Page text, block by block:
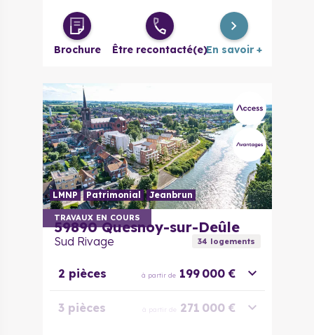
Duplex 3/4
pièces
à partir de 280 800 €
Brochure Être recontacté(e)En savoir +
TRAVAUX EN COURS
LMNP Patrimonial Jeanbrun
59890 Quesnoy-sur-Deûle
Sud Rivage 34 logements
2 pièces à partir de 199 000 €
3 pièces à partir de 271 000 €